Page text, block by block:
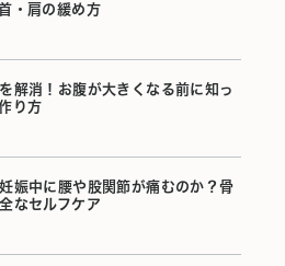
・肩の緩め方
解消！お腹が大きくなる前に知っ
り方
娠中に腰や股関節が痛むのか？骨
なセルフケア